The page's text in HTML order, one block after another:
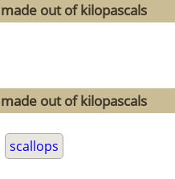
out of kilopascals
out of kilopascals
scallops